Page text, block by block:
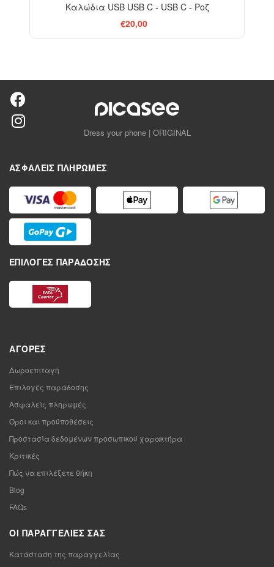
Καλώδια USB USB C - USB C - Ροζ
€20,00
Dress your phone | ORIGINAL
ΑΣΦΑΛΕΊΣ ΠΛΗΡΩΜΈΣ
ΕΠΙΛΟΓΈΣ ΠΑΡΆΔΟΣΗΣ
ΑΓΟΡΈΣ
Δωροεπιταγή
Επιλογές παράδοσης
Ασφαλείς πληρωμές
Όροι και προϋποθέσεις
Προστασία δεδομένων προσωπικού χαρακτήρα
Κριτικές
Πώς να επιλέξετε θήκη
Blog
FAQs
ΟΙ ΠΑΡΑΓΓΕΛΊΕΣ ΣΑΣ
Κατάσταση της παραγγελίας